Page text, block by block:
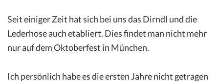
Seit einiger Zeit hat sich bei uns das Dirndl und die
Lederhose auch etabliert. Dies findet man nicht mehr
nur auf dem Oktoberfest in München.
Ich persönlich habe es die ersten Jahre nicht getragen